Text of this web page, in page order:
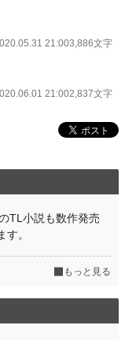
21:003,886文字
21:002,837文字
TL小説も数作発売
。
もっと見る